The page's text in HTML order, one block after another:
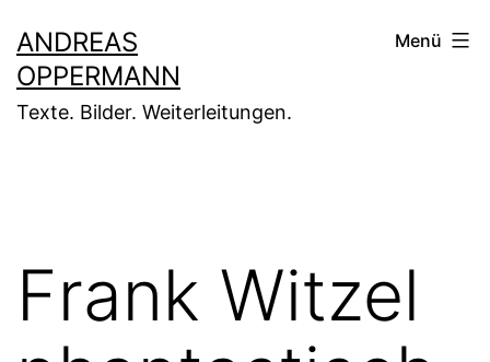
Inhalt
springen
ANDREAS
OPPERMANN
Texte. Bilder. Weiterleitungen.
Menü
Frank Witzel